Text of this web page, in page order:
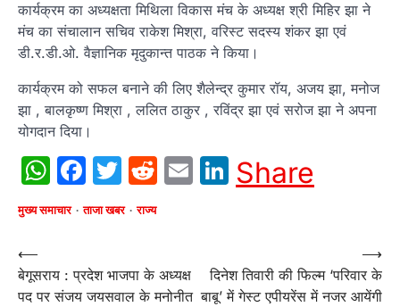
कार्यक्रम का अध्यक्षता मिथिला विकास मंच के अध्यक्ष श्री मिहिर झा ने
मंच का संचालान सचिव राकेश मिश्रा, वरिस्ट सदस्य शंकर झा एवं
डी.र.डी.ओ. वैज्ञानिक मृदुकान्त पाठक ने किया।
कार्यक्रम को सफल बनाने की लिए शैलेन्द्र कुमार रॉय, अजय झा, मनोज
झा , बालकृष्ण मिश्रा , ललित ठाकुर , रविंद्र झा एवं सरोज झा ने अपना
योगदान दिया।
WhatsApp
Facebook
Twitter
Reddit
EmailLinkedIn
Share
मुख्य समाचार ताजा खबर राज्य
Post
navigation
⟵
बेगूसराय : प्रदेश भाजपा के अध्यक्ष
पद पर संजय जयसवाल के मनोनीत
दिनेश तिवारी की फिल्‍म ‘परिवार के
बाबू’ में गेस्‍ट एपीयरेंस में नजर आयेंगी
⟶